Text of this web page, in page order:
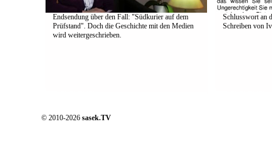
Endsendung über den Fall: "Südkurier auf dem
Prüfstand". Doch die Geschichte mit den Medien
wird weitergeschrieben.
Schlusswort an
Schreiben von
© 2010-2026 sasek.TV